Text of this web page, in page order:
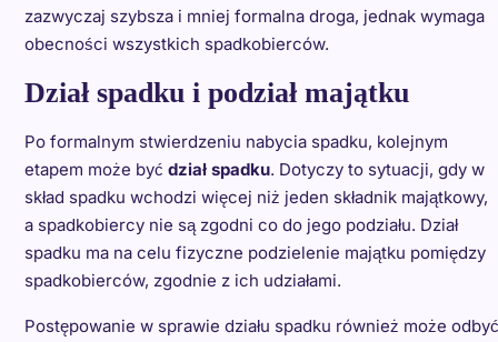
zazwyczaj szybsza i mniej formalna droga, jednak wymaga
obecności wszystkich spadkobierców.
Dział spadku i podział majątku
Po formalnym stwierdzeniu nabycia spadku, kolejnym
etapem może być dział spadku. Dotyczy to sytuacji, gdy w
skład spadku wchodzi więcej niż jeden składnik majątkowy,
a spadkobiercy nie są zgodni co do jego podziału. Dział
spadku ma na celu fizyczne podzielenie majątku pomiędzy
spadkobierców, zgodnie z ich udziałami.
Postępowanie w sprawie działu spadku również może odbyć